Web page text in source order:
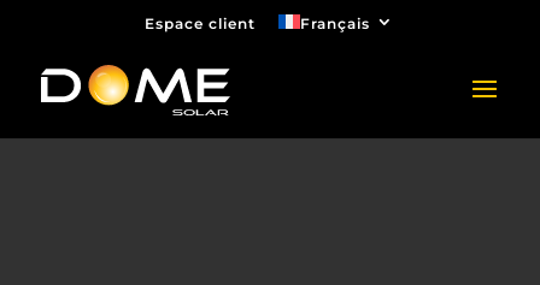
Espace client Français